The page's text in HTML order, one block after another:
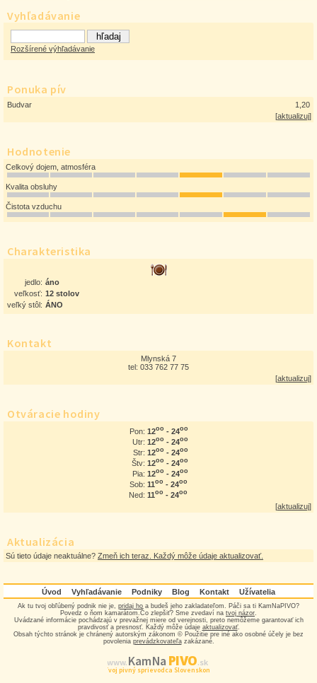
Vyhľadávanie
Rozšírené výhľadávanie
Ponuka pív
Budvar
1,20
[aktualizuj]
Hodnotenie
Celkový dojem, atmosféra
Kvalita obsluhy
Čistota vzduchu
Charakteristika
jedlo: áno
veľkosť: 12 stolov
veľký stôl: ÁNO
Kontakt
Mlynská 7
tel: 033 762 77 75
[aktualizuj]
Otváracie hodiny
Pon: 12oo - 24oo
Utr: 12oo - 24oo
Str: 12oo - 24oo
Štv: 12oo - 24oo
Pia: 12oo - 24oo
Sob: 11oo - 24oo
Ned: 11oo - 24oo
[aktualizuj]
Aktualizácia
Sú tieto údaje neaktuálne? Zmeň ich teraz. Každý môže údaje aktualizovať.
Úvod Vyhľadávanie Podniky Blog Kontakt Užívatelia
Ak tu tvoj obľúbený podnik nie je, pridaj ho a budeš jeho zakladateľom. Páči sa ti KamNaPIVO?
Povedz o ňom kamarátom.Čo zlepšiť? Sme zvedaví na tvoj názor.
Uvádzané informácie pochádzajú v prevažnej miere od verejnosti, preto nemôžeme garantovať ich
pravdivosť a presnosť. Každý môže údaje aktualizovať.
Obsah týchto stránok je chránený autorským zákonom © Použitie pre iné ako osobné účely je bez
povolenia prevádzkovateľazakázané.
www.Kam Na PIVO.sk
Tvoj pivný sprievodca Slovenskom